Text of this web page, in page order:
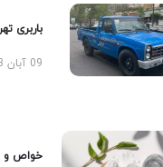
باربری
09 آبان 1403
خواص و